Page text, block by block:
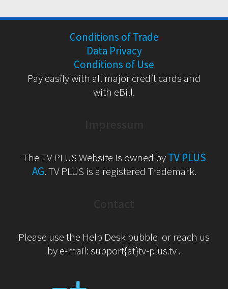
Conditions of Trade
Data Privacy
Conditions of Use
Pay easily with all major credit cards and
with eBill.
The TV PLUS Website is owned byTV PLUS
AG. TV PLUS is a registered Trademark.
Please use the Help Desk bubble or reach us
by e-mail: support{at}tv-plus.tv .